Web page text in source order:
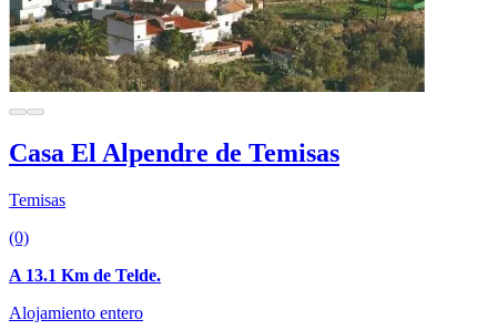
Casa El Alpendre de Temisas
Temisas
(0)
A 13.1 Km de Telde.
Alojamiento entero